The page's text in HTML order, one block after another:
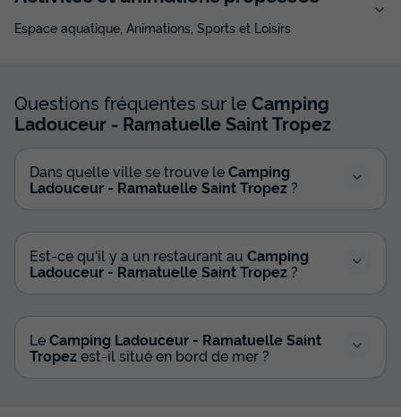
Espace aquatique, Animations, Sports et Loisirs
Questions fréquentes sur leCamping
Ladouceur - Ramatuelle Saint Tropez
Dans quelle ville se trouve leCamping
Ladouceur - Ramatuelle Saint Tropez ?
Est-ce qu'il y a un restaurant au Camping
Ladouceur - Ramatuelle Saint Tropez ?
LeCamping Ladouceur - Ramatuelle Saint
Tropezest-il situé en bord de mer ?